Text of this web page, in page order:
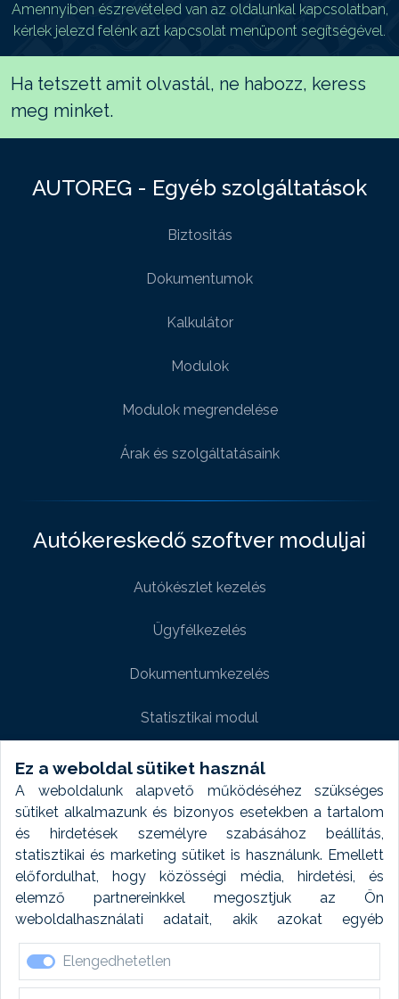
Ez a weboldal sütiket használ
A weboldalunk alapvető működéséhez szükséges
sütiket alkalmazunk és bizonyos esetekben a tartalom
és hirdetések személyre szabásához beállítás,
statisztikai és marketing sütiket is használunk. Emellett
előfordulhat, hogy közösségi média, hirdetési, és
elemző partnereinkkel megosztjuk az Ön
weboldalhasználati adatait, akik azokat egyéb
forrásokból gyűjtött adatokkal kombinálhatják. A sütik
elfogadásával kapcsolatosan naplózást végzünk és
ezen adatokat 6 hónap után automatikusan töröljük. A
Elengedhetetlen
Amennyiben észrevételed van az oldalunkal kapcsolatban,
kérlek jelezd felénk azt kapcsolat menüpont segítségével.
Ha tetszett amit olvastál, ne habozz, keress
meg minket.
AUTOREG - Egyéb szolgáltatások
Biztositás
Dokumentumok
Kalkulátor
Modulok
Modulok megrendelése
Árak és szolgáltatásaink
Autókereskedő szoftver moduljai
Autókészlet kezelés
Ügyfélkezelés
Dokumentumkezelés
Statisztikai modul
Weboldal modul
Fényképtár extra modul
Autómosó modul
Feladatütemezés